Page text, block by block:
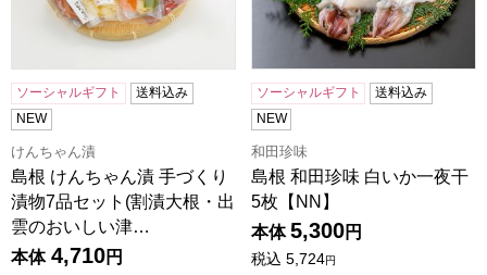
ソーシャルギフト
送料込み
NEW
けんちゃん漬
島根 けんちゃん漬 手づくり
漬物7品セット(割漬大根・出
雲のおいしい津…
本体 4,710円
ソーシャルギフト
送料込み
NEW
和田珍味
島根 和田珍味 白いか一夜干
5枚【NN】
本体 5,300円
税込 5,724円